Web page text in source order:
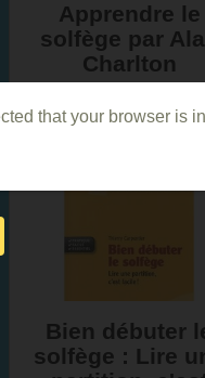
Apprendre le
solfège par
Charlton
Bien débuter
solfège : Lire
that your browser is